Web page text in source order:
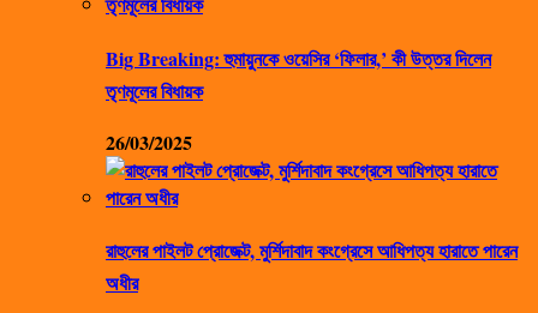
Big Breaking: হুমায়ুনকে ওয়েসির ‘ফিলার,’ কী উত্তর দিলেন
তৃণমূলের বিধায়ক
26/03/2025
রাহুলের পাইলট প্রোজেক্ট, মুর্শিদাবাদ কংগ্রেসে আধিপত্য হারাতে পারেন
অধীর